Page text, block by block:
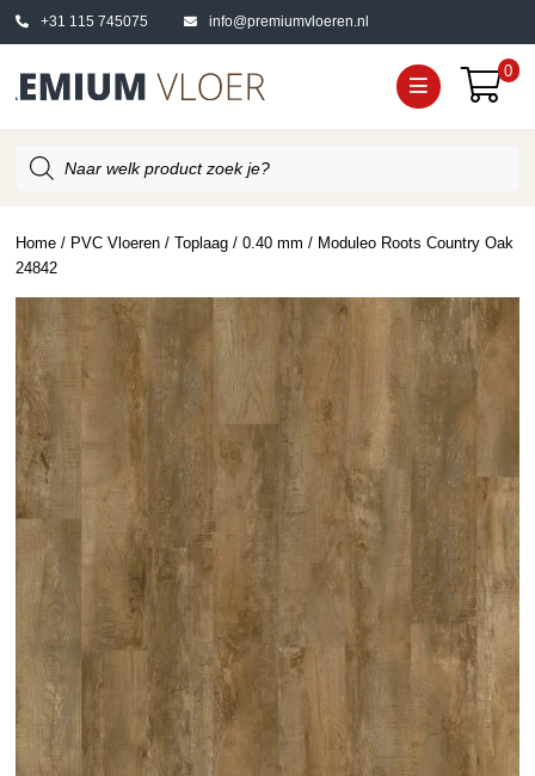
+31 115 745075 info@premiumvloeren.nl
0
zoeken
Home / PVC Vloeren /Toplaag /0.40 mm / Moduleo Roots Country Oak
24842